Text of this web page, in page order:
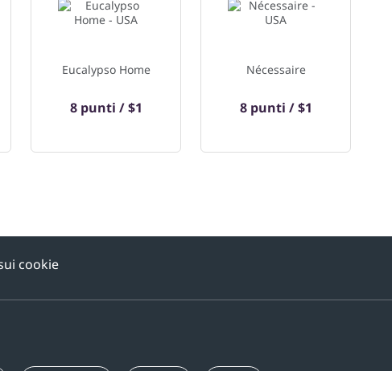
Eucalypso Home
8 punti / $1
Nécessaire
8 punti / $1
cookie